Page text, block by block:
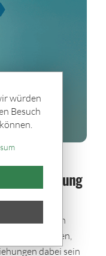
jeder Ziehung
bleibst du auch
auswählen,
dabei sein
würden
Besuch